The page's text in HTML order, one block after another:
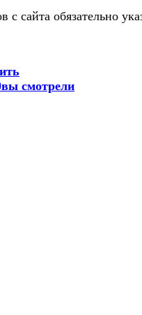
сайта обязательно
вы смотрели